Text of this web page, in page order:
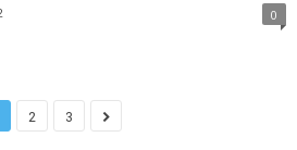
0
2 3